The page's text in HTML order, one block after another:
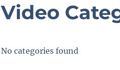
Video
No categories found